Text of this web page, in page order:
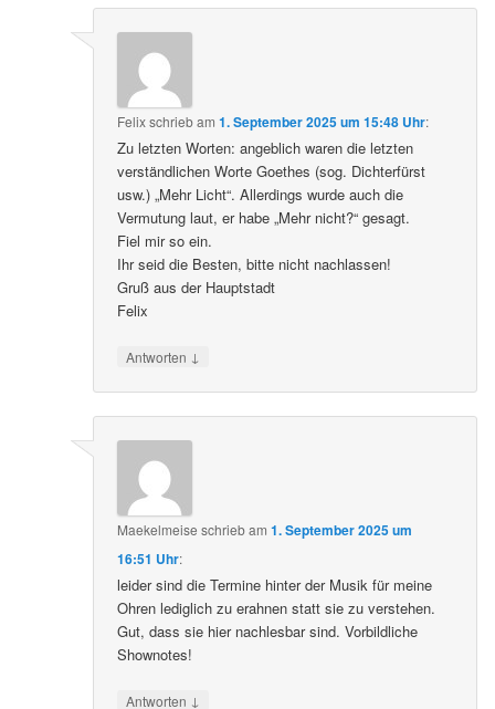
Felixschriebam1. September 2025 um 15:48 Uhr:
Zu letzten Worten: angeblich waren die letzten
verständlichen Worte Goethes (sog. Dichterfürst
usw.) „Mehr Licht“. Allerdings wurde auch die
Vermutung laut, er habe „Mehr nicht?“ gesagt.
Fiel mir so ein.
Ihr seid die Besten, bitte nicht nachlassen!
Gruß aus der Hauptstadt
Felix
Antworten ↓
Maekelmeise schriebam1. September 2025 um
16:51 Uhr:
leider sind die Termine hinter der Musik für meine
Ohren lediglich zu erahnen statt sie zu verstehen.
Gut, dass sie hier nachlesbar sind. Vorbildliche
Shownotes!
Antworten ↓